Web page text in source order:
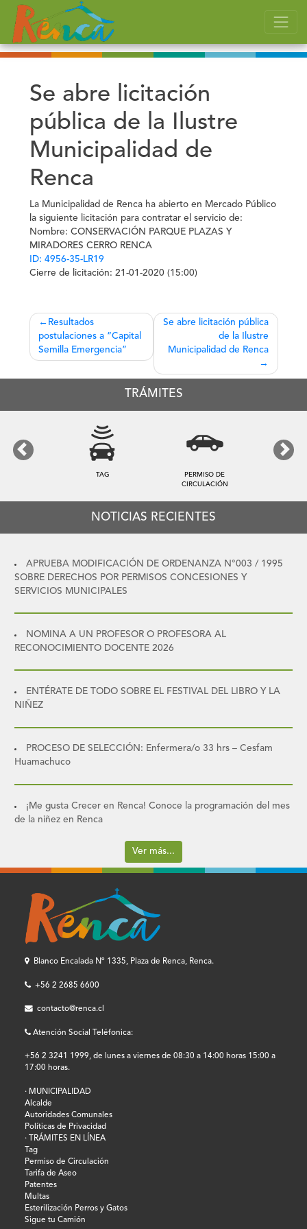
Se abre licitación
pública de la Ilustre
Municipalidad de
Renca
La Municipalidad de Renca ha abierto en Mercado Público
la siguiente licitación para contratar el servicio de:
Nombre: CONSERVACIÓN PARQUE PLAZAS Y
MIRADORES CERRO RENCA
ID: 4956-35-LR19
Cierre de licitación: 21-01-2020 (15:00)
Navegación
de
Resultados
postulaciones a “Capital
Semilla Emergencia”
Se abre licitación pública
de la Ilustre
Municipalidad de Renca
TRÁMITES
TAG
PERMISO DE
CIRCULACIÓN
Previous Next
NOTICIAS RECIENTES
APRUEBA MODIFICACIÓN DE ORDENANZA N°003 / 1995
SOBRE DERECHOS POR PERMISOS CONCESIONES Y
SERVICIOS MUNICIPALES
NOMINA A UN PROFESOR O PROFESORA AL
RECONOCIMIENTO DOCENTE 2026
ENTÉRATE DE TODO SOBRE EL FESTIVAL DEL LIBRO Y LA
NIÑEZ
PROCESO DE SELECCIÓN: Enfermera/o 33 hrs – Cesfam
Huamachuco
¡Me gusta Crecer en Renca! Conoce la programación del mes
de la niñez en Renca
Ver más...
Blanco Encalada Nº 1335, Plaza de Renca, Renca.
+56 2 2685 6600
contacto@renca.cl
Atención Social Teléfonica:
+56 2 3241 1999, de lunes a viernes de 08:30 a 14:00 horas 15:00 a
17:00 horas.
· MUNICIPALIDAD
Alcalde
Autoridades Comunales
Políticas de Privacidad
· TRÁMITES EN LÍNEA
Tag
Permiso de Circulación
Tarifa de Aseo
Patentes
Multas
Esterilización Perros y Gatos
Sigue tu Camión